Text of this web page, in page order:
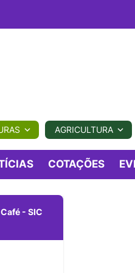
NOTÍCIAS
Eventos
Fotos
AGRICULTURA
COTAÇÕES
- SIC